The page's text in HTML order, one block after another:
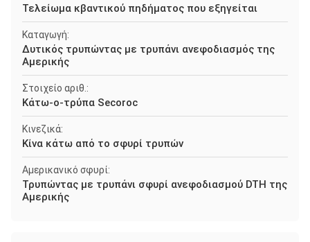
Τελείωμα κβαντικού πηδήματος που εξηγείται
Καταγωγή:
Δυτικός τρυπώντας με τρυπάνι ανεφοδιασμός της
Αμερικής
Στοιχείο αριθ.:
Κάτω-ο-τρύπα Secoroc
Κινεζικά:
Κίνα κάτω από το σφυρί τρυπών
Αμερικανικό σφυρί:
Τρυπώντας με τρυπάνι σφυρί ανεφοδιασμού DTH της
Αμερικής